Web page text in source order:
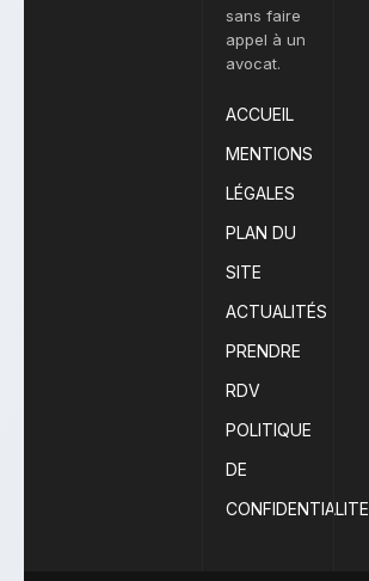
sans faire
appel à un
avocat.
ACCUEIL
MENTIONS
LÉGALES
PLAN DU
SITE
ACTUALITÉS
PRENDRE
RDV
POLITIQUE
DE
CONFIDENTIALITE